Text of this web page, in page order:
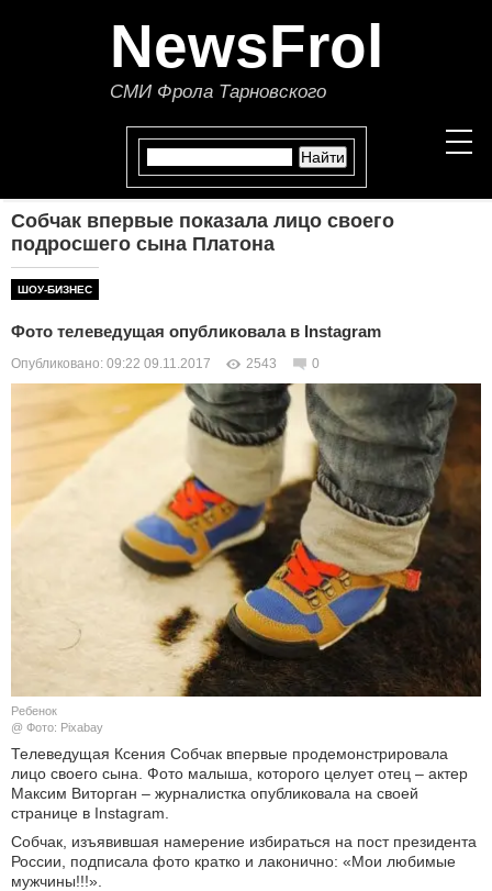
NewsFrol
СМИ Фрола Тарновского
НОВОСТИ
ПОЛИТИКА
ЭКОНОМИКА
В МИРЕ
ОБЩЕСТВО
КУЛЬТУРА
НАУКА
СПОРТ
ШОУ-БИЗНЕС
ЭГОИЗМ
БЛОГ
Собчак впервые показала лицо своего
подросшего сына Платона
ШОУ-БИЗНЕС
Фото телеведущая опубликовала в Instagram
Опубликовано: 09:22 09.11.2017 2543 0
Ребенок
@ Фото: Pixabay
Телеведущая Ксения Собчак впервые продемонстрировала
лицо своего сына. Фото малыша, которого целует отец – актер
Максим Виторган – журналистка опубликовала на своей
странице в Instagram.
Собчак, изъявившая намерение избираться на пост президента
России, подписала фото кратко и лаконично: «Мои любимые
мужчины!!!».